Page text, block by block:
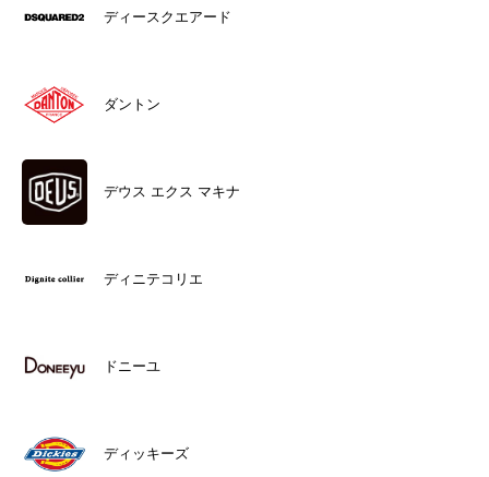
ディースクエアード
ダントン
デウス エクス マキナ
ディニテコリエ
ドニーユ
ディッキーズ